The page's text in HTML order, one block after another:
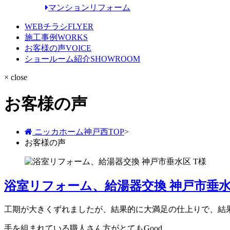
マンションリフォーム
WEBチラシFLYER
施工事例WORKS
お客様の声VOICE
ショールーム紹介SHOWROOM
× close
お客様の声
ニッカホーム神戸西TOP>
お客様の声
浴室リフォーム、給湯器交換 神戸市垂
工期が大きくずれましたが、結果的に大満足の仕上りで、結
手を組まれている職人さん方がとてもGood。